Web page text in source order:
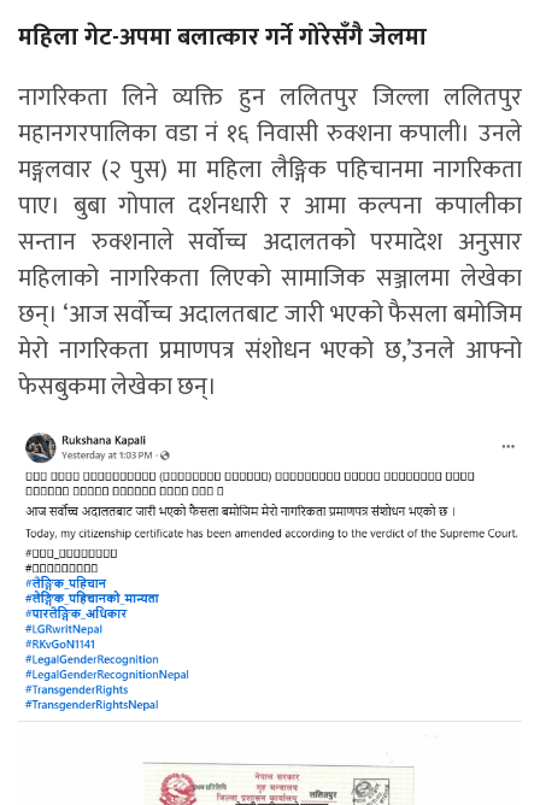
महिला गेट-अपमा बलात्कार गर्ने गोरेसँगै जेलमा
नागरिकता लिने व्यक्ति हुन ललितपुर जिल्ला ललितपुर
महानगरपालिका वडा नं १६ निवासी रुक्शना कपाली। उनले
मङ्गलवार (२ पुस) मा महिला लैङ्गिक पहिचानमा नागरिकता
पाए। बुबा गोपाल दर्शनधारी र आमा कल्पना कपालीका
सन्तान रुक्शनाले सर्वोच्च अदालतको परमादेश अनुसार
महिलाको नागरिकता लिएको सामाजिक सञ्जालमा लेखेका
छन्। ‘आज सर्वोच्च अदालतबाट जारी भएको फैसला बमोजिम
मेरो नागरिकता प्रमाणपत्र संशोधन भएको छ,’उनले आफ्नो
फेसबुकमा लेखेका छन्।